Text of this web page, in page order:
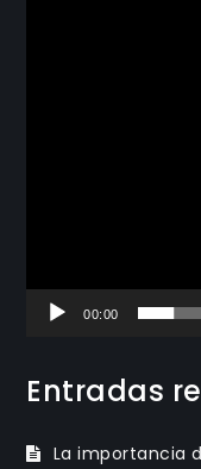
00:00
Entradas
La importancia